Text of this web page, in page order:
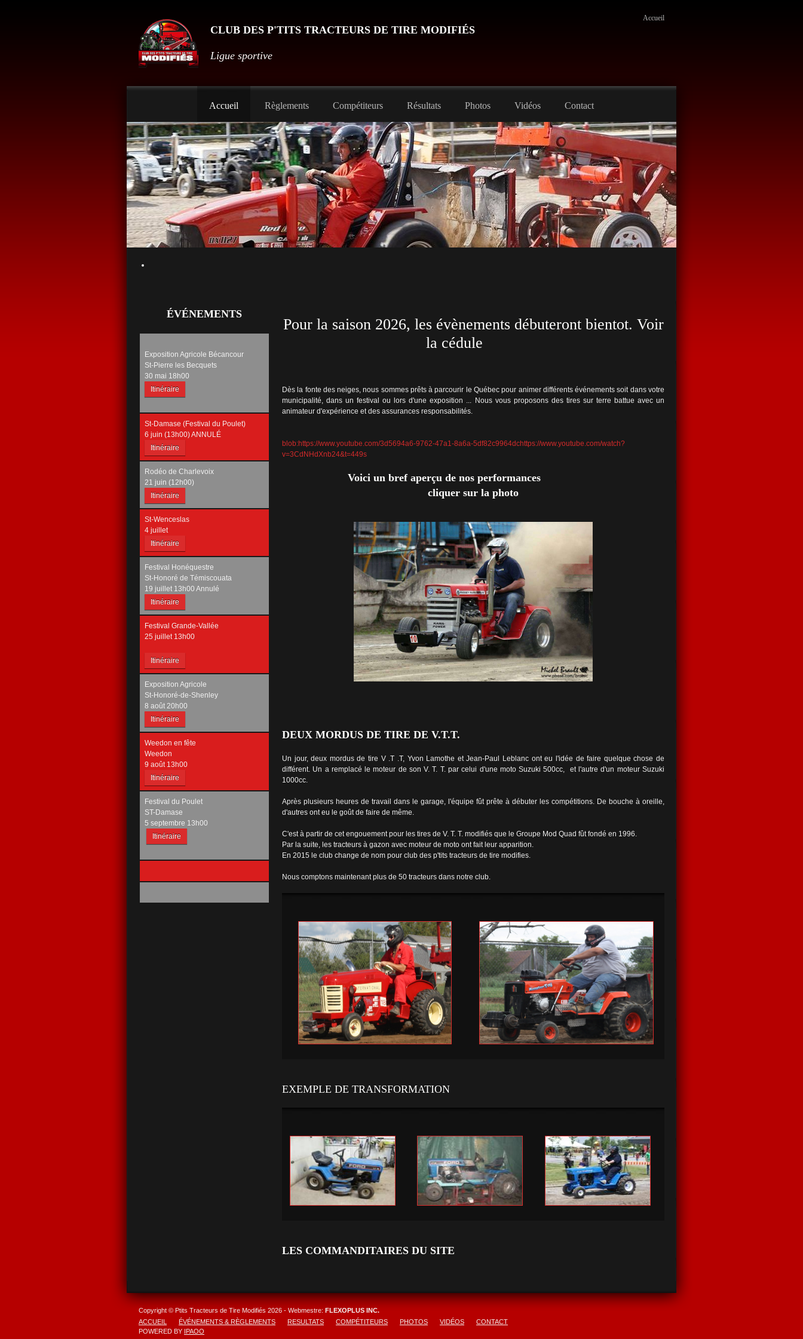
CLUB DES P'TITS TRACTEURS DE TIRE MODIFIÉS
Ligue sportive
Accueil
Accueil Règlements Compétiteurs Résultats Photos Vidéos Contact
ÉVÉNEMENTS
Exposition Agricole Bécancour
St-Pierre les Becquets
30 mai 18h00
Itinéraire
St-Damase (Festival du Poulet)
6 juin (13h00) ANNULÉ
Itinéraire
Rodéo de Charlevoix
21 juin (12h00)
Itinéraire
St-Wenceslas
4 juillet
Itinéraire
Festival Honéquestre
St-Honoré de Témiscouata
19 juillet 13h00 Annulé
Itinéraire
Festival Grande-Vallée
25 juillet 13h00
Itinéraire
Exposition Agricole
St-Honoré-de-Shenley
8 août 20h00
Itinéraire
Weedon en fête
Weedon
9 août 13h00
Itinéraire
Festival du Poulet
ST-Damase
5 septembre 13h00
Itinéraire
Pour la saison 2026, les évènements débuteront bientot. Voir
la cédule
Dès la fonte des neiges, nous sommes prêts à parcourir le Québec pour animer différents événements soit dans votre
municipalité, dans un festival ou lors d'une exposition ... Nous vous proposons des tires sur terre battue avec un
animateur d'expérience et des assurances responsabilités.
blob:https://www.youtube.com/3d5694a6-9762-47a1-8a6a-5df82c9964dchttps://www.youtube.com/watch?
v=3CdNHdXnb24&t=449s
Voici un bref aperçu de nos performances
cliquer sur la photo
DEUX MORDUS DE TIRE DE V.T.T.
Un jour, deux mordus de tire V .T .T, Yvon Lamothe et Jean-Paul Leblanc ont eu l'idée de faire quelque chose de
différent. Un a remplacé le moteur de son V. T. T. par celui d'une moto Suzuki 500cc, et l'autre d'un moteur Suzuki
1000cc.
Après plusieurs heures de travail dans le garage, l'équipe fût prête à débuter les compétitions. De bouche à oreille,
d'autres ont eu le goût de faire de même.
C'est à partir de cet engouement pour les tires de V. T. T. modifiés que le Groupe Mod Quad fût fondé en 1996.
Par la suite, les tracteurs à gazon avec moteur de moto ont fait leur apparition.
En 2015 le club change de nom pour club des p'tits tracteurs de tire modifies.
Nous comptons maintenant plus de 50 tracteurs dans notre club.
EXEMPLE DE TRANSFORMATION
LES COMMANDITAIRES DU SITE
Copyright © Ptits Tracteurs de Tire Modifiés 2026 - Webmestre: FLEXOPLUS INC.
ACCUEIL
ÉVÉNEMENTS & RÈGLEMENTS RESULTATS COMPÉTITEURS PHOTOS VIDÉOS
CONTACT
POWERED BY IPAOO